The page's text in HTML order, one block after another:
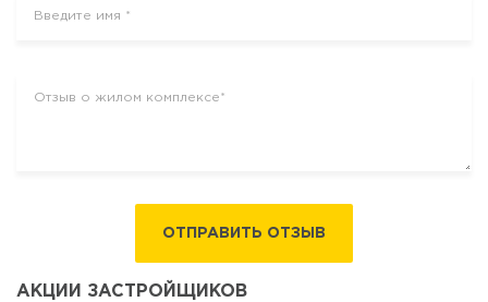
ОТПРАВИТЬ ОТЗЫВ
АКЦИИ ЗАСТРОЙЩИКОВ